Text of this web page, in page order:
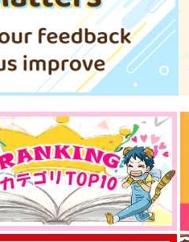
麦わらかいと
629円 （税込）
ミスラ×真木晶♀
サンプル 作品詳細